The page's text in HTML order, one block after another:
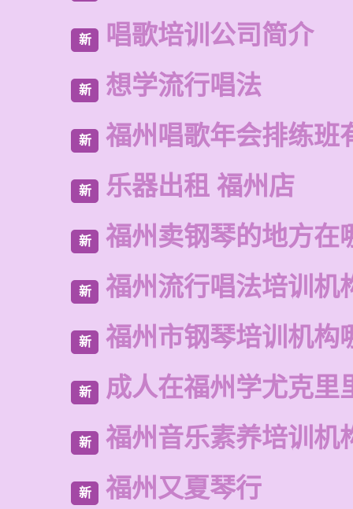
新 唱歌培训公司简介
新 想学流行唱法
新 福州唱歌年会排练班
新 乐器出租 福州店
新 福州卖钢琴的地方在
新 福州流行唱法培训机
新 福州市钢琴培训机构
新 成人在福州学尤克里
新 福州音乐素养培训机
新 福州又夏琴行